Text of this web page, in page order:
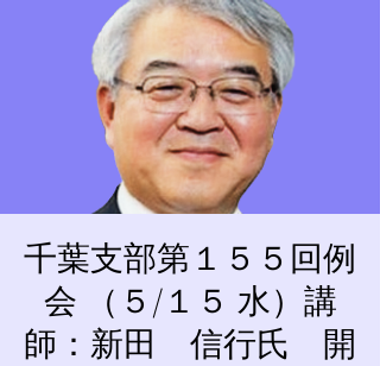
千葉支部第１５５回例
会 （５/１５ 水）講
師：新田 信行氏 開